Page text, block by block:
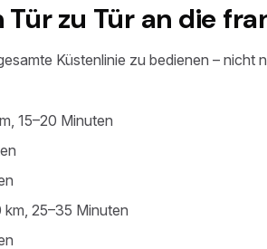
zu Tür an die
Küstenlinie zu bedienen – nicht
15–20 Minuten
25–35 Minuten